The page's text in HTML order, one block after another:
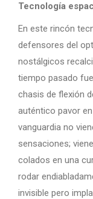
Tecnología
En este rincón
defensores del
nostálgicos
tiempo pasado
chasis de flexión
auténtico pavor
vanguardia no
sensaciones;
colados en una
rodar
invisible pero